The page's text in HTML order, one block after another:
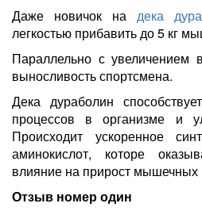
Даже новичок на дека
легкостью прибавить до 5 кг
Параллельно с увеличением
выносливость спортсмена.
Дека дураболин
процессов в организме и
Происходит ускоренное
аминокислот, которе
влияние на прирост мышечных
Отзыв номер один